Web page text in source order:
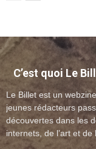
C’est quoi Le
Le Billet est un
jeunes rédacteurs
découvertes dans les
internets, de l’art et de